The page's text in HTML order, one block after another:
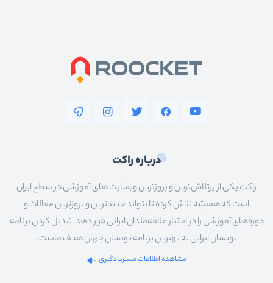
درباره راکت
راکت یکی از پرتلاش‌ترین و بروزترین وبسایت های آموزشی در سطح ایران
است که همیشه تلاش کرده تا بتواند جدیدترین و بروزترین مقالات و
دوره‌های آموزشی را در اختیار علاقه‌مندان ایرانی قرار دهد. تبدیل کردن برنامه
نویسان ایرانی به بهترین برنامه نویسان جهان هدف ماست.
مشاهده اطلاعات مسیریادگیری